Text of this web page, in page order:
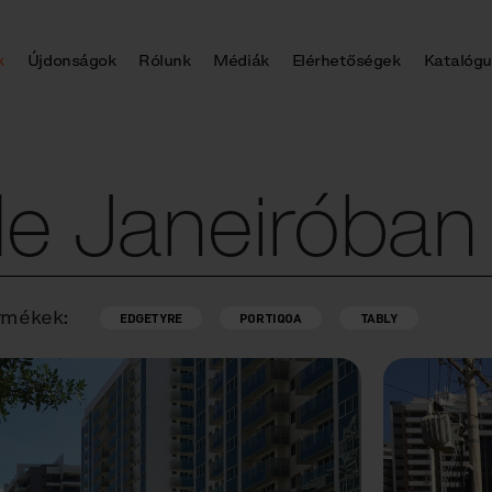
Újdonságok Rólunk Médiák Elérhetőségek
Janeiróban
EDGETYRE PORTIQOA TABLY